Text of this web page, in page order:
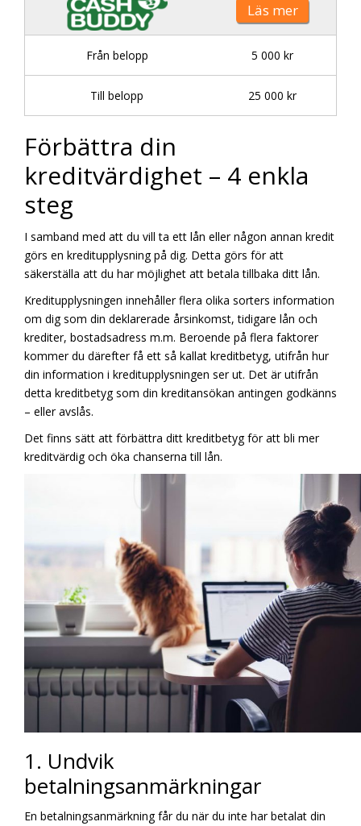
Läs mer
Från belopp 5 000 kr
Till belopp 25 000 kr
Förbättra din
kreditvärdighet – 4 enkla
steg
I samband med att du vill ta ett lån eller någon annan kredit
görs en kreditupplysning på dig. Detta görs för att
säkerställa att du har möjlighet att betala tillbaka ditt lån.
Kreditupplysningen innehåller flera olika sorters information
om dig som din deklarerade årsinkomst, tidigare lån och
krediter, bostadsadress m.m. Beroende på flera faktorer
kommer du därefter få ett så kallat kreditbetyg, utifrån hur
din information i kreditupplysningen ser ut. Det är utifrån
detta kreditbetyg som din kreditansökan antingen godkänns
– eller avslås.
Det finns sätt att förbättra ditt kreditbetyg för att bli mer
kreditvärdig och öka chanserna till lån.
1. Undvik
betalningsanmärkningar
En betalningsanmärkning får du när du inte har betalat din